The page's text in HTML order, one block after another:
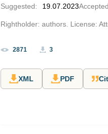
Suggested: 19.07.2023Accepted
Rightholder: authors. License:
2871 3
XML PDF